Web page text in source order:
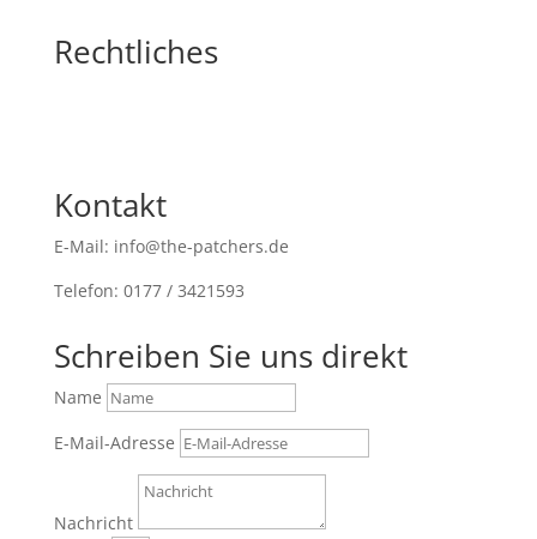
Rechtliches
Kontakt
E-Mail: info@the-patchers.de
Telefon: 0177 / 3421593
Schreiben Sie uns direkt
Name
E-Mail-Adresse
Nachricht